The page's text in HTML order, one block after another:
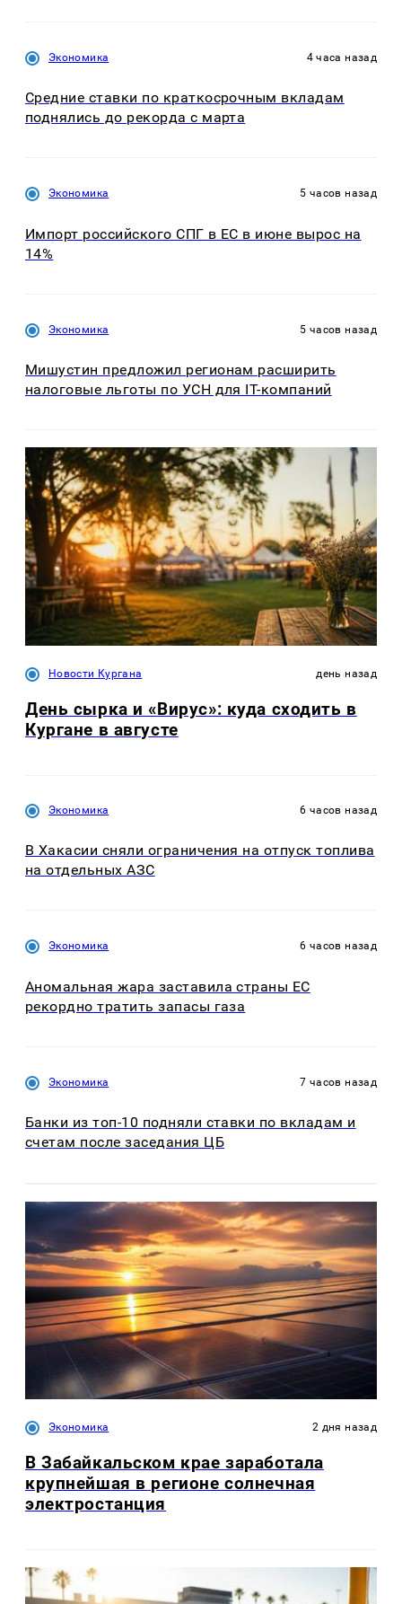
Экономика 4 часа назад
Средние ставки по краткосрочным вкладам
поднялись до рекорда с марта
Экономика 5 часов назад
Импорт российского СПГ в ЕС в июне вырос на
14%
Экономика 5 часов назад
Мишустин предложил регионам расширить
налоговые льготы по УСН для IT-компаний
Новости Кургана день назад
День сырка и «Вирус»: куда сходить в
Кургане в августе
Экономика 6 часов назад
В Хакасии сняли ограничения на отпуск топлива
на отдельных АЗС
Экономика 6 часов назад
Аномальная жара заставила страны ЕС
рекордно тратить запасы газа
Экономика 7 часов назад
Банки из топ-10 подняли ставки по вкладам и
счетам после заседания ЦБ
Экономика 2 дня назад
В Забайкальском крае заработала
крупнейшая в регионе солнечная
электростанция